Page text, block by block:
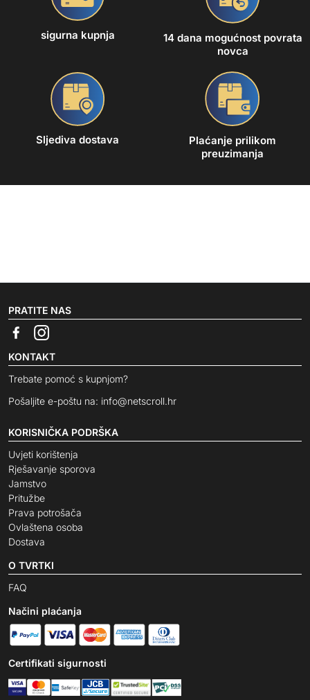
sigurna kupnja
14 dana mogućnost povrata
novca
Sljediva dostava
Plaćanje prilikom
preuzimanja
PRATITE NAS
KONTAKT
Trebate pomoć s kupnjom?
Pošaljite e-poštu na: info@netscroll.hr
KORISNIČKA PODRŠKA
Uvjeti korištenja
Rješavanje sporova
Jamstvo
Pritužbe
Prava potrošača
Ovlaštena osoba
Dostava
O TVRTKI
FAQ
Načini plaćanja
Certifikati sigurnosti